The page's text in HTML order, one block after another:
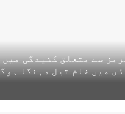
سے متعلق کشیدگی
میں خام تیل مہنگا